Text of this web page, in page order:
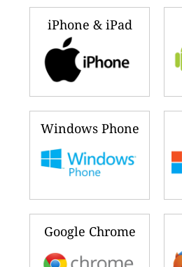
iPhone & iPad
Windows Phone
Google Chrome